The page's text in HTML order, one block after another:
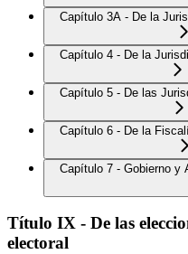
Capítulo 3A - De la
Capítulo 4 - De la
Capítulo 5 - De las
Capítulo 6 - De la
Capítulo 7 - Gobierno y
Título IX - De las
electoral